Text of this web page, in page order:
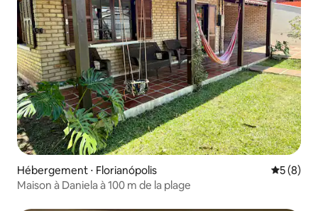
Hébergement ⋅ Florianópolis
5 (8)
Maison à Daniela à 100 m de la plage